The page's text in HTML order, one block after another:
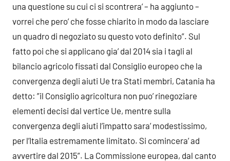
una questione su cui ci si scontrera’ – ha aggiunto –
vorrei che pero’ che fosse chiarito in modo da lasciare
un quadro di negoziato su questo voto definito”. Sul
fatto poi che si applicano gia’ dal 2014 sia i tagli al
bilancio agricolo fissati dal Consiglio europeo che la
convergenza degli aiuti Ue tra Stati membri, Catania ha
detto: ”il Consiglio agricoltura non puo’ rinegoziare
elementi decisi dal vertice Ue, mentre sulla
convergenza degli aiuti l’impatto sara’ modestissimo,
per l’Italia estremamente limitato. Si comincera’ ad
avvertire dal 2015”. La Commissione europea, dal canto